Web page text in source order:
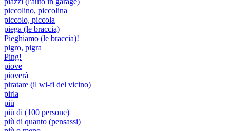
piccolino, piccolina
piccolo, piccola
piega (le braccia)
Pieghiamo (le braccia)!
pigro, pigra
Ping!
piove
pioverà
piratare (il wi-fi del vicino)
pirla
più
più di (100 persone)
più di quanto (pensassi)